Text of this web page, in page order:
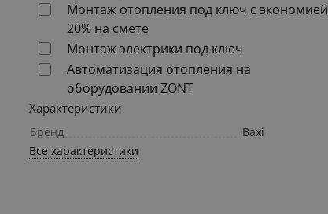
Монтаж отопления под ключ с экономией
20% на смете
Монтаж электрики под ключ
Автоматизация отопления на
оборудовании ZONT
Характеристики
Бренд
Baxi
Все характеристики